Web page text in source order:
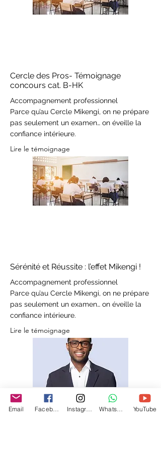
Cercle des Pros- Témoignage
concours cat. B-HK
Accompagnement professionnel
Parce qu’au Cercle Mikengi, on ne prépare
pas seulement un examen… on éveille la
confiance intérieure.
Lire le témoignage
Sérénité et Réussite : l’effet Mikengi !
Accompagnement professionnel
Parce qu’au Cercle Mikengi, on ne prépare
pas seulement un examen… on éveille la
confiance intérieure.
Lire le témoignage
Email YouTube